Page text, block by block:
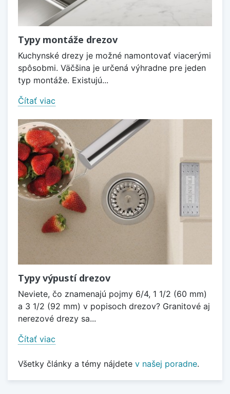
Typy montáže drezov
Kuchynské drezy je možné namontovať viacerými
spôsobmi. Väčšina je určená výhradne pre jeden
typ montáže. Existujú...
Čítať viac
Typy výpustí drezov
Neviete, čo znamenajú pojmy 6/4, 1 1/2 (60 mm)
a 3 1/2 (92 mm) v popisoch drezov? Granitové aj
nerezové drezy sa...
Čítať viac
Všetky články a témy nájdete v našej poradne.